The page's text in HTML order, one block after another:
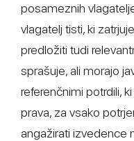
posameznih
vlagatelj tisti, ki
predložiti tudi
sprašuje, ali morajo
referenčnimi potrdili,
prava, za vsako
angažirati izvedence